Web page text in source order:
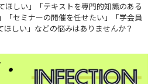
ほしい」「テキストを専門的知識のある
「セミナーの開催を任せたい」「学会員
ほしい」などの悩みはありませんか？